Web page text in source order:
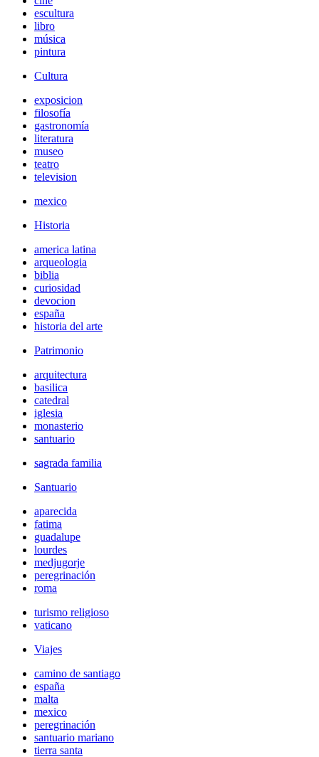
escultura
libro
música
pintura
Cultura
exposicion
filosofía
gastronomía
literatura
museo
teatro
television
mexico
Historia
america latina
arqueologia
biblia
curiosidad
devocion
españa
historia del arte
Patrimonio
arquitectura
basilica
catedral
iglesia
monasterio
santuario
sagrada familia
Santuario
aparecida
fatima
guadalupe
lourdes
medjugorje
peregrinación
roma
turismo religioso
vaticano
Viajes
camino de santiago
españa
malta
mexico
peregrinación
santuario mariano
tierra santa